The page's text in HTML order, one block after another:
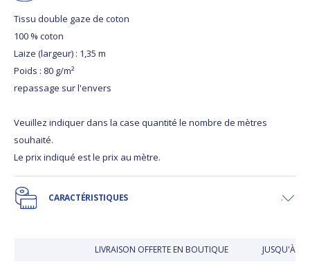
Tissu double gaze de coton
100 % coton
Laize (largeur) : 1,35 m
Poids : 80 g/m²
repassage sur l'envers
Veuillez indiquer dans la case quantité le nombre de mètres
souhaité.
Le prix indiqué est le prix au mètre.
CARACTÉRISTIQUES
LIVRAISON OFFERTE EN BOUTIQUE JUSQU'À